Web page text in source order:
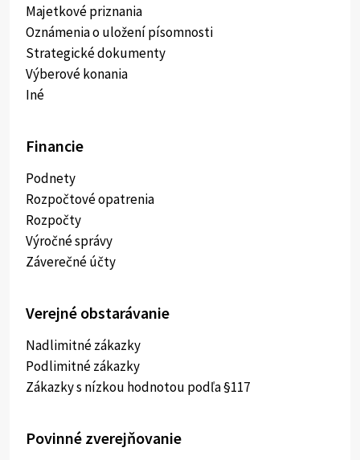
Majetkové priznania
Oznámenia o uložení písomnosti
Strategické dokumenty
Výberové konania
Iné
Financie
Podnety
Rozpočtové opatrenia
Rozpočty
Výročné správy
Záverečné účty
Verejné obstarávanie
Nadlimitné zákazky
Podlimitné zákazky
Zákazky s nízkou hodnotou podľa §117
Povinné zverejňovanie